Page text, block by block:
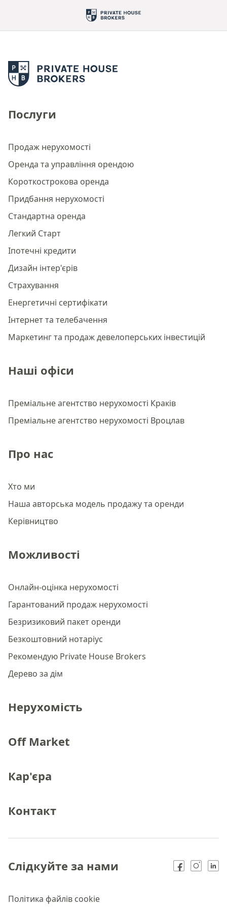
Послуги
Продаж нерухомості
Оренда та управління орендою
Короткострокова оренда
Придбання нерухомості
Стандартна оренда
Легкий Старт
Іпотечні кредити
Дизайн інтер'єрів
Страхування
Енергетичні сертифікати
Інтернет та телебачення
Маркетинг та продаж девелоперських інвестицій
Наші офіси
Преміальне агентство нерухомості Краків
Преміальне агентство нерухомості Вроцлав
Про нас
Хто ми
Наша авторська модель продажу та оренди
Керівництво
Можливості
Онлайн-оцінка нерухомості
Гарантований продаж нерухомості
Безризиковий пакет оренди
Безкоштовний нотаріус
Рекомендую Private House Brokers
Дерево за дім
Нерухомість
Off Market
Кар'єра
Контакт
Політика файлів cookie
Слідкуйте за нами